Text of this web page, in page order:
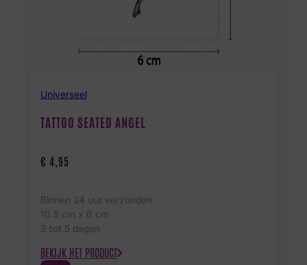
Universeel
TATTOO SEATED ANGEL
€ 4,95
Binnen 24 uur verzonden
10.5 cm x 6 cm
3 tot 5 dagen
BEKIJK HET PRODUCT